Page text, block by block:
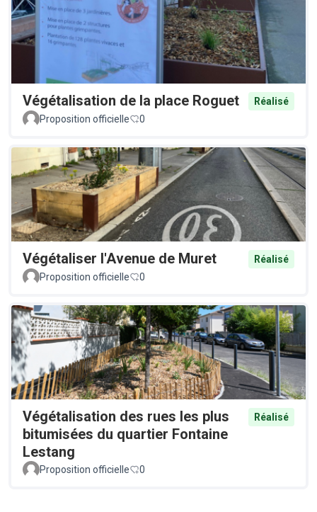
Végétalisation de la place Roguet
Réalisé
Proposition officielle
0
Végétaliser l'Avenue de Muret
Réalisé
Proposition officielle
0
Végétalisation des rues les plus
bitumisées du quartier Fontaine
Lestang
Réalisé
Proposition officielle 0